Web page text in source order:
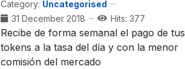
Category: Uncategorised
31 December 2018
Hits: 377
Recibe de forma semanal el pago de tus
tokens a la tasa del día y con la menor
comisión del mercado